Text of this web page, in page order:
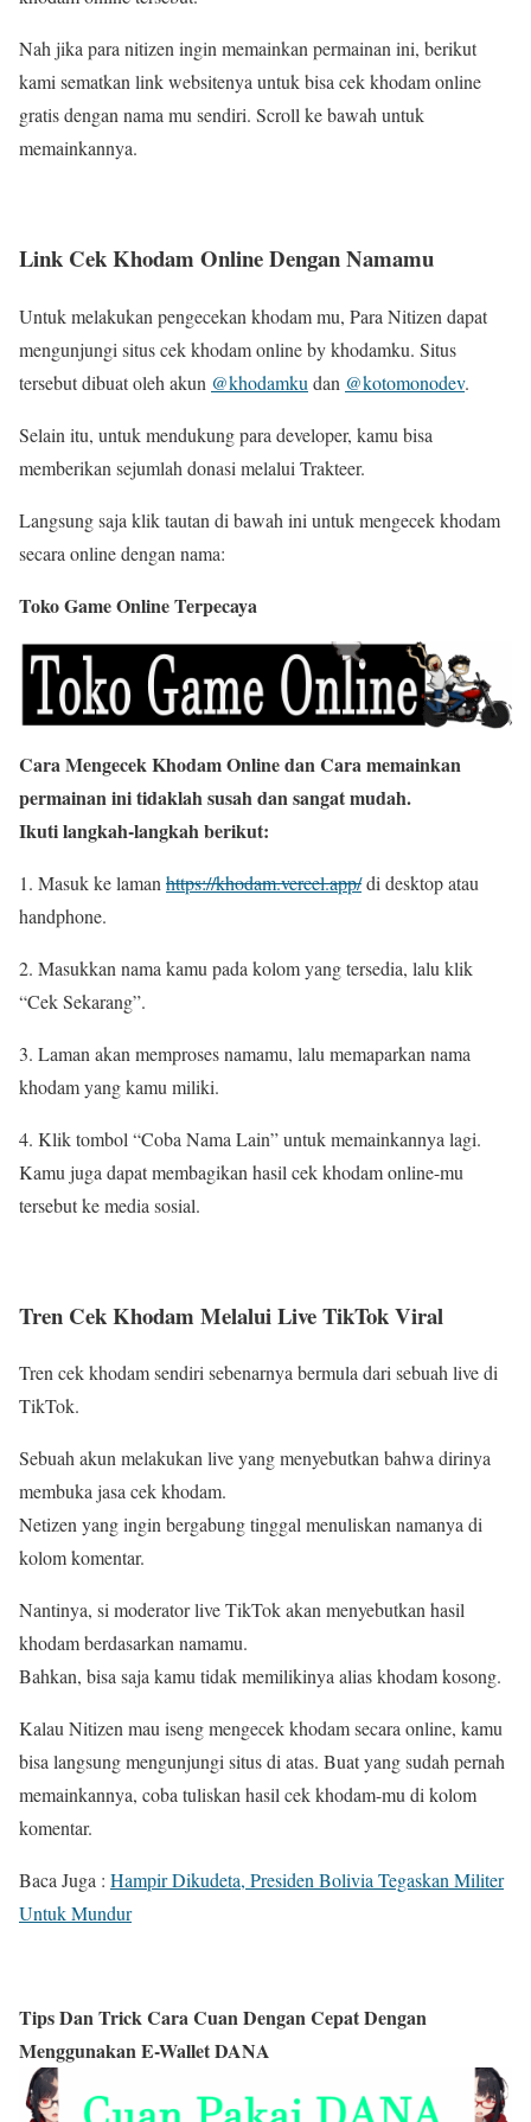
Nah jika para nitizen ingin memainkan permainan ini, berikut
kami sematkan link websitenya untuk bisa cek khodam online
gratis dengan nama mu sendiri. Scroll ke bawah untuk
memainkannya.
Link Cek Khodam Online Dengan Namamu
Untuk melakukan pengecekan khodam mu, Para Nitizen dapat
mengunjungi situs cek khodam online by khodamku. Situs
tersebut dibuat oleh akun @khodamku dan @kotomonodev.
Selain itu, untuk mendukung para developer, kamu bisa
memberikan sejumlah donasi melalui Trakteer.
Langsung saja klik tautan di bawah ini untuk mengecek khodam
secara online dengan nama:
Toko Game Online Terpecaya
Cara Mengecek Khodam Onlinedan Cara memainkan
permainan ini tidaklah susah dan sangat mudah.
Ikuti langkah-langkah berikut:
1. Masuk ke laman https://khodam.vercel.app/di desktop atau
handphone.
2. Masukkan nama kamu pada kolom yang tersedia, lalu klik
“Cek Sekarang”.
3. Laman akan memproses namamu, lalu memaparkan nama
khodam yang kamu miliki.
4. Klik tombol “Coba Nama Lain” untuk memainkannya lagi.
Kamu juga dapat membagikan hasil cek khodam online-mu
tersebut ke media sosial.
Tren Cek Khodam Melalui Live TikTok Viral
Tren cek khodam sendiri sebenarnya bermula dari sebuah live di
TikTok.
Sebuah akun melakukan live yang menyebutkan bahwa dirinya
membuka jasa cek khodam.
Netizen yang ingin bergabung tinggal menuliskan namanya di
kolom komentar.
Nantinya, si moderator live TikTok akan menyebutkan hasil
khodam berdasarkan namamu.
Bahkan, bisa saja kamu tidak memilikinya alias khodam kosong.
Kalau Nitizen mau iseng mengecek khodam secara online, kamu
bisa langsung mengunjungi situs di atas. Buat yang sudah pernah
memainkannya, coba tuliskan hasil cek khodam-mu di kolom
komentar.
Baca Juga : Hampir Dikudeta, Presiden Bolivia Tegaskan Militer
Untuk Mundur
Tips Dan Trick Cara Cuan Dengan Cepat Dengan
Menggunakan E-Wallet DANA